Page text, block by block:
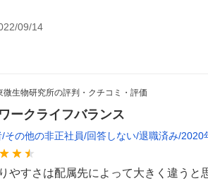
09/14
微生物研究所の評判・クチコミ・評価
ワークライフバランス
その他の非正社員 回答しない 退職済み 2020
やすさは配属先によって大きく違うと